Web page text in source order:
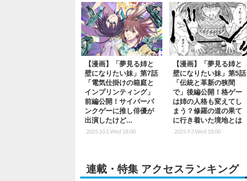
【漫画】「夢見る姉と
壁になりたい妹」第7話
「電気仕掛けの箱庭と
インプリンティング」
前編公開！サイバーパ
ンクゲーに推し俳優が
出演したけど...
2025.10.1 Wed 18:00
【漫画】「夢見る姉と
壁になりたい妹」第5話
「伝統と革新の狭間
で」後編公開！格ゲー
は姉の人格も変えてし
まう？修羅の道の果て
に行き着いた境地とは
2025.9.3 Wed 18:00
連載・特集 アクセスランキング